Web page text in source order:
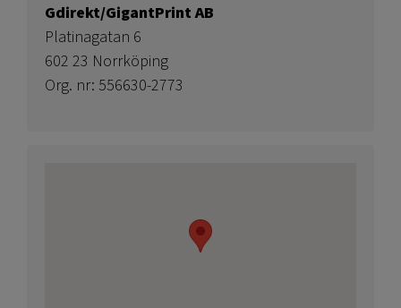
Gdirekt/GigantPrint AB
Platinagatan 6
602 23 Norrköping
Org. nr: 556630-2773